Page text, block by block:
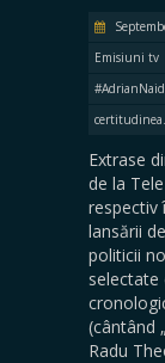
Emisiuni tv
Extrase
de la
respectiv
lansării
politicii
selectate
(cântând
Radu